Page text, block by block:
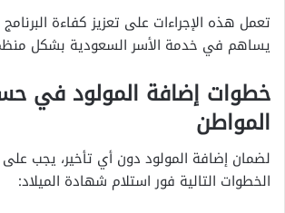
تعمل هذه الإجراءات على تعزيز كفاءة البرنامج
يساهم في خدمة الأسر السعودية بشكل
خطوات إضافة المولود في
المواطن
لضمان إضافة المولود دون أي تأخير، يجب على
الخطوات التالية فور استلام شهادة الميلاد: